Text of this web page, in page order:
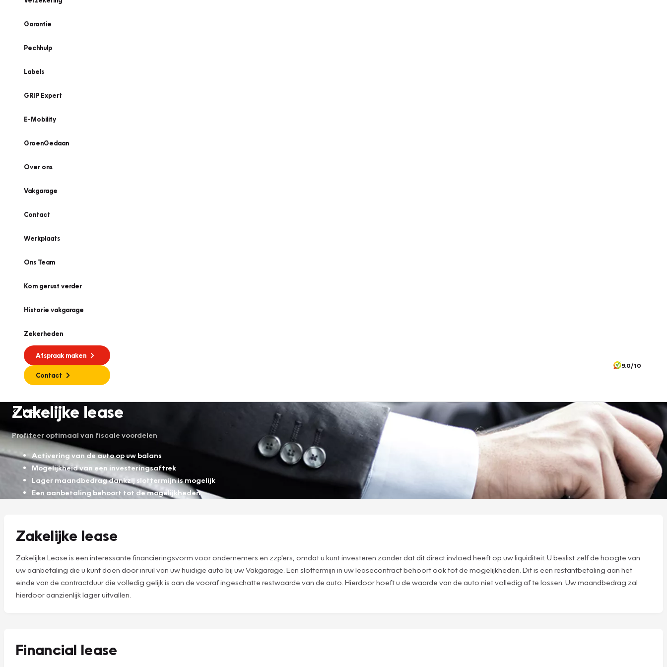
Garantie
Pechhulp
Labels
GRIP Expert
E-Mobility
GroenGedaan
Over ons
Vakgarage
Contact
Werkplaats
Ons Team
Kom gerust verder
Historie vakgarage
Zekerheden
Afspraak maken
Contact
9.0/10
Lease
Zakelijke lease
Profiteer optimaal van fiscale voordelen
Activering van de auto op uw balans
Mogelijkheid van een investeringsaftrek
Lager maandbedrag dankzij slottermijn is mogelijk
Een aanbetaling behoort tot de mogelijkheden
Zakelijke lease
Zakelijke Lease is een interessante financieringsvorm voor ondernemers en zzp'ers, omdat u kunt investeren zonder dat dit direct invloed heeft op uw liquiditeit. U beslist zelf de hoogte van
uw aanbetaling die u kunt doen door inruil van uw huidige auto bij uw Vakgarage. Een slottermijn in uw leasecontract behoort ook tot de mogelijkheden. Dit is een restantbetaling aan het
einde van de contractduur die volledig gelijk is aan de vooraf ingeschatte restwaarde van de auto. Hierdoor hoeft u de waarde van de auto niet volledig af te lossen. Uw maandbedrag zal
hierdoor aanzienlijk lager uitvallen.
Financial lease